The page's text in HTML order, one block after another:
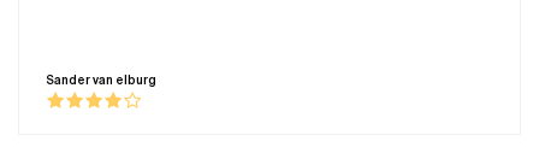
Sander van elburg